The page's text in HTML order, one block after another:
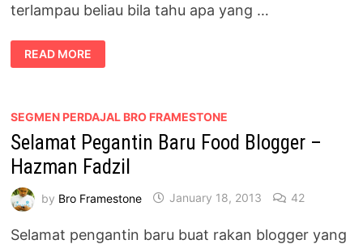
terlampau beliau bila tahu apa yang …
#TROLL
–
AKSI
KENA
READ MORE
SEGMEN PERDAJAL BRO FRAMESTONE
Selamat Pegantin Baru Food Blogger –
Hazman Fadzil
by Bro Framestone January 18, 2013 42
Selamat pengantin baru buat rakan blogger yang